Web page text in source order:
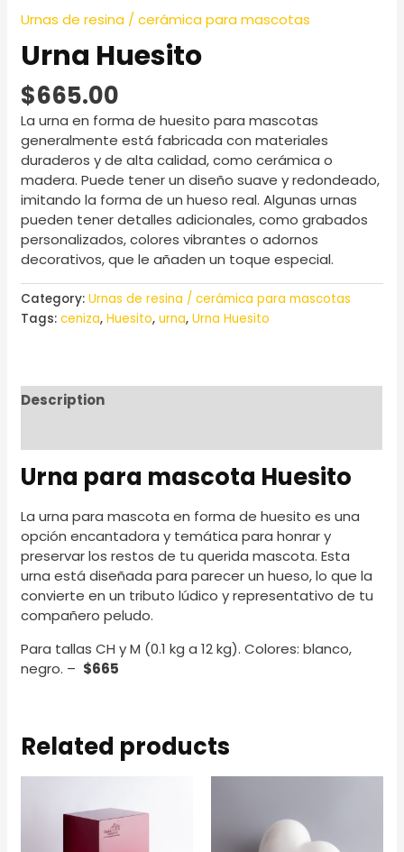
Urnas de resina / cerámica para mascotas
Urna Huesito
$665.00
La urna en forma de huesito para mascotas
generalmente está fabricada con materiales
duraderos y de alta calidad, como cerámica o
madera. Puede tener un diseño suave y redondeado,
imitando la forma de un hueso real. Algunas urnas
pueden tener detalles adicionales, como grabados
personalizados, colores vibrantes o adornos
decorativos, que le añaden un toque especial.
Category:Urnas de resina / cerámica para mascotas
Tags:ceniza,Huesito,urna,Urna Huesito
Description
Urna para mascota Huesito
La urna para mascota en forma de huesito es una
opción encantadora y temática para honrar y
preservar los restos de tu querida mascota. Esta
urna está diseñada para parecer un hueso, lo que la
convierte en un tributo lúdico y representativo de tu
compañero peludo.
Para tallas CH y M (0.1 kg a 12 kg). Colores: blanco,
negro. – $665
Related products